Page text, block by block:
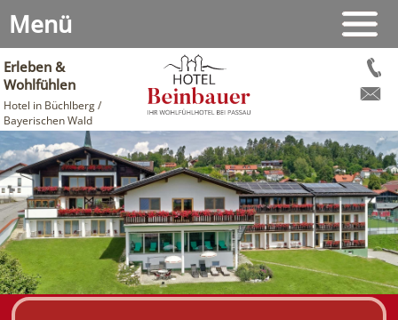
Erleben &
Wohlfühlen
Hotel in Büchlberg /
Bayerischen Wald
Menü